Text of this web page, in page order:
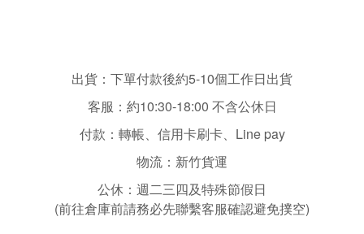
出貨：下單付款後約5-10個工作日出貨
客服： 約10:30-18:00 不含公休日
付款：轉帳、信用卡刷卡、Line pay
物流：新竹貨運
公休： 週二三四及特殊節假日
(前往倉庫前請務必先聯繫客服確認避免撲空)